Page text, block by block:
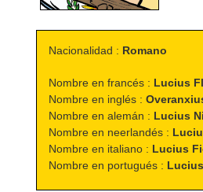
Nacionalidad : Romano
Nombre en francés : Lucius
Nombre en inglés :
Nombre en alemán : Lucius
Nombre en neerlandés :
Nombre en italiano : Lucius
Nombre en portugués :